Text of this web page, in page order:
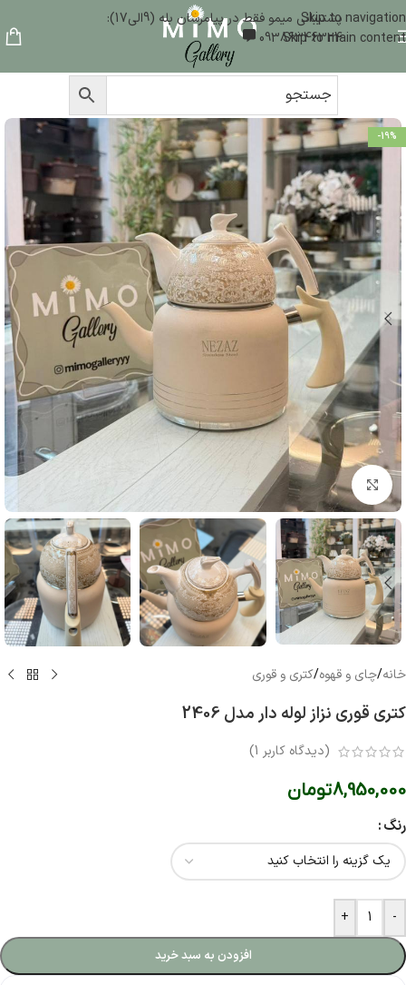
Skip to navigation
Skip to main content
پشتیبانی میمو فقط در پیامرسان بله (9الی17):
09386346324
-19%
بزرگنمایی تصویر
خانه/چای و قهوه/کتری و قوری
کتری قوری نزاز لوله دار مدل 2406
(دیدگاه کاربر 1
)
8,950,000تومان
رنگ
-
+
افزودن به سبد خرید